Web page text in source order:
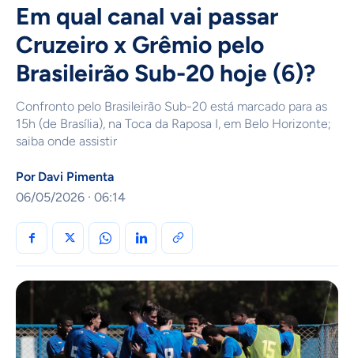
Em qual canal vai passar
Cruzeiro x Grêmio pelo
Brasileirão Sub-20 hoje (6)?
Confronto pelo Brasileirão Sub-20 está marcado para as
15h (de Brasília), na Toca da Raposa I, em Belo Horizonte;
saiba onde assistir
Por Davi Pimenta
06/05/2026 · 06:14